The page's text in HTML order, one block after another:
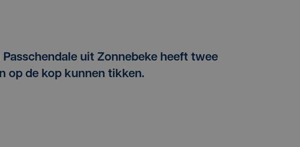
uit Zonnebeke heeft twee
op de kop kunnen tikken.